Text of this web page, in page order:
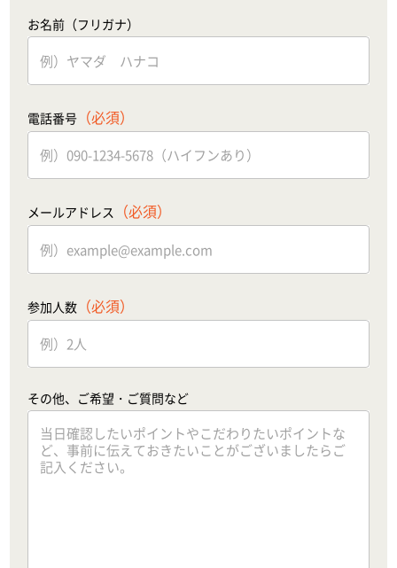
お名前（フリガナ）
電話番号 （必須）
メールアドレス （必須）
参加人数 （必須）
その他、ご希望・ご質問など